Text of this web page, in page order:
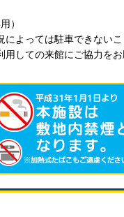
）
によっては駐車できないこ
用しての来館にご協力をお